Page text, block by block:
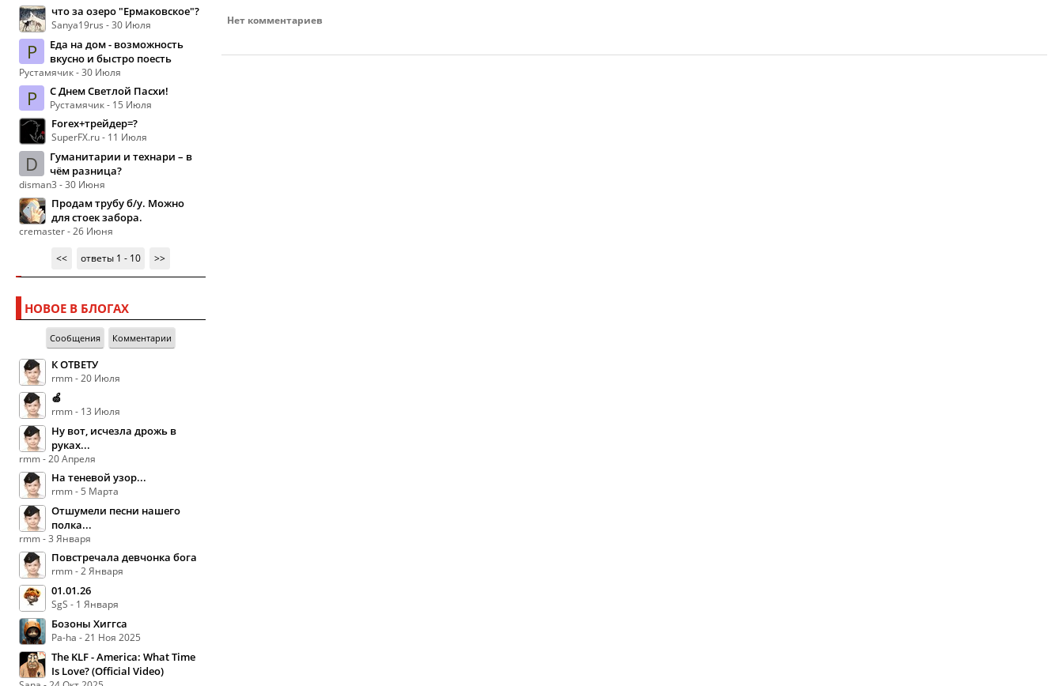
что за озеро "Ермаковское"?
Sanya19rus - 30 Июля
Р
Еда на дом - возможность
вкусно и быстро поесть
Рустамячик - 30 Июля
Р С Днем Светлой Пасхи!
Рустамячик - 15 Июля
Forex+трейдер=?
SuperFX.ru - 11 Июля
D
Гуманитарии и технари – в
чём разница?
disman3 - 30 Июня
Продам трубу б/у. Можно
для стоек забора.
cremaster - 26 Июня
<<
ответы 1 - 10 >>
НОВОЕ В БЛОГАХ
Сообщения Комментарии
К ОТВЕТУ
rmm - 20 Июля
🍏
rmm - 13 Июля
Ну вот, исчезла дрожь в
руках...
rmm - 20 Апреля
На теневой узор...
rmm - 5 Марта
Отшумели песни нашего
полка...
rmm - 3 Января
Повстречала девчонка бога
rmm - 2 Января
01.01.26
SgS - 1 Января
Бозоны Хиггса
Pa-ha - 21 Ноя 2025
The KLF - America: What Time
Is Love? (Official Video)
Нет комментариев